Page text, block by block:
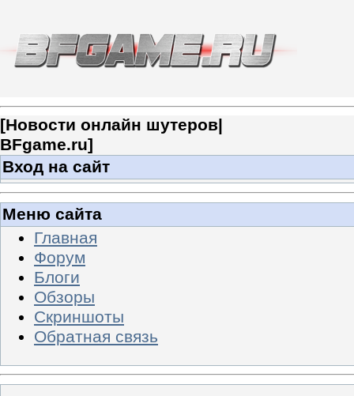
[Новости онлайн шутеров|
BFgame.ru]
Вход на сайт
Меню сайта
Главная
Форум
Блоги
Обзоры
Скриншоты
Обратная связь